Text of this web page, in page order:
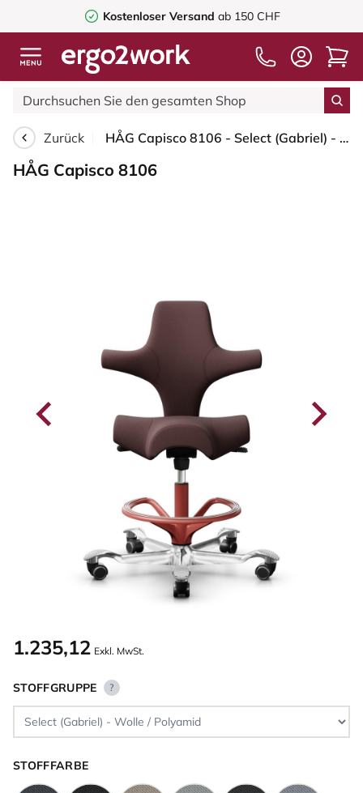
Kostenloser Versand ab 150 CHF
Zurück HÅG Capisco 8106 - Select (Gabriel) - Wolle / Polyamid - SC61186 - Chestnut - Blush Rose - 200 mm (Sitzhöhe 46-64cm) - Harte Rollen für weiche Böden
HÅG Capisco 8106
1.235,12 Exkl. MwSt.
STOFFGRUPPE ?
STOFFFARBE